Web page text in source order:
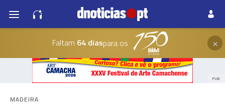
Faltam 64 diaspara os ×
PUB
MADEIRA